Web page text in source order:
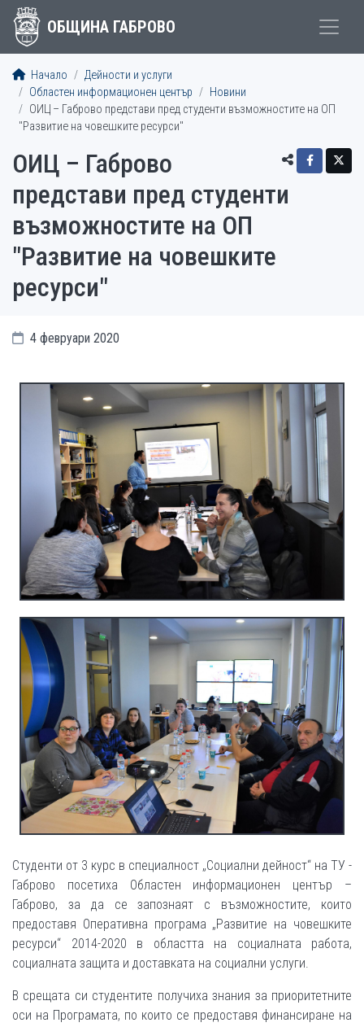
ОБЩИНА ГАБРОВО
Начало
Дейности и услуги
Областен информационен център
Новини
ОИЦ – Габрово представи пред студенти възможностите на ОП
"Развитие на човешките ресурси"
ОИЦ – Габрово
представи пред студенти
възможностите на ОП
"Развитие на човешките
ресурси"
4 февруари 2020
Студенти от 3 курс в специалност „Социални дейност“ на ТУ -
Габрово посетиха Областен информационен център –
Габрово, за да се запознаят с възможностите, които
предоставя Оперативна програма „Развитие на човешките
ресурси“ 2014-2020 в областта на социалната работа,
социалната защита и доставката на социални услуги.
В срещата си студентите получиха знания за приоритетните
оси на Програмата, по които се предоставя финансиране на